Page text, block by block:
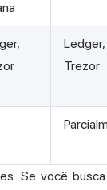
Ledger,
Trezor
Se você